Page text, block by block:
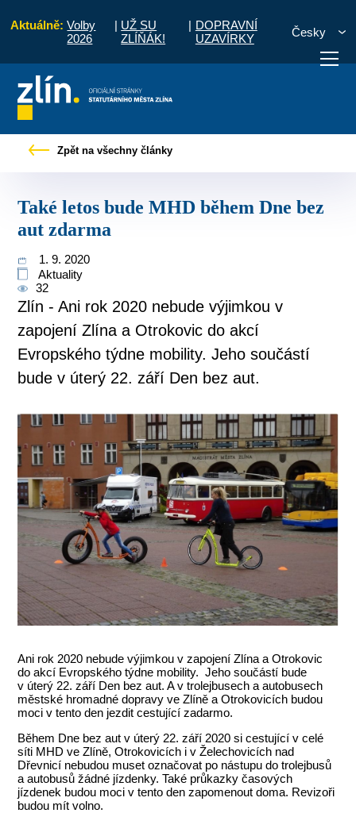
Aktuálně: Volby
2026
| UŽ SU
ZLÍŇÁK!
| DOPRAVNÍ
UZAVÍRKY
Česky
vyřídit Potřebuji zaplatit
Zpět na všechny články
Také letos bude MHD během Dne bez
aut zdarma
1. 9. 2020
Aktuality
32
Zlín - Ani rok 2020 nebude výjimkou v
zapojení Zlína a Otrokovic do akcí
Evropského týdne mobility. Jeho součástí
bude v úterý 22. září Den bez aut.
Ani rok 2020 nebude výjimkou v zapojení Zlína a Otrokovic
do akcí Evropského týdne mobility. Jeho součástí bude
v úterý 22. září Den bez aut. A v trolejbusech a autobusech
městské hromadné dopravy ve Zlíně a Otrokovicích budou
moci v tento den jezdit cestující zadarmo.
Během Dne bez aut v úterý 22. září 2020 si cestující v celé
síti MHD ve Zlíně, Otrokovicích i v Želechovicích nad
Dřevnicí nebudou muset označovat po nástupu do trolejbusů
a autobusů žádné jízdenky. Také průkazky časových
jízdenek budou moci v tento den zapomenout doma. Revizoři
budou mít volno.